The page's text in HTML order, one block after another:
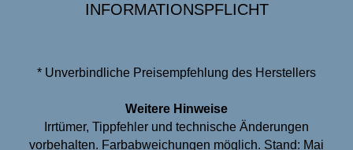
INFORMATIONSPFLICHT
* Unverbindliche Preisempfehlung des Herstellers
Weitere Hinweise
Irrtümer, Tippfehler und technische Änderungen
vorbehalten. Farbabweichungen möglich. Stand: Mai